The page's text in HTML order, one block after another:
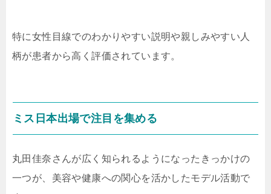
特に女性目線でのわかりやすい説明や親しみやすい人
柄が患者から高く評価されています。
ミス日本出場で注目を集める
丸田佳奈さんが広く知られるようになったきっかけの
一つが、美容や健康への関心を活かしたモデル活動で